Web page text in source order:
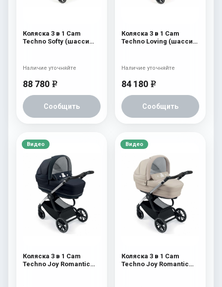
Коляска 3 в 1 Cam
Techno Softy (шасси
88 780 e
Сообщить
Наличие уточняйте
Коляска 3 в 1 Cam
Techno Loving (шасси
84 180 e
Сообщить
Наличие уточняйте
Видео
Коляска 3 в 1 Cam
Techno Joy Romantic
Видео
Коляска 3 в 1 Cam
Techno Joy Romantic